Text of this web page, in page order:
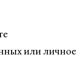
или личное